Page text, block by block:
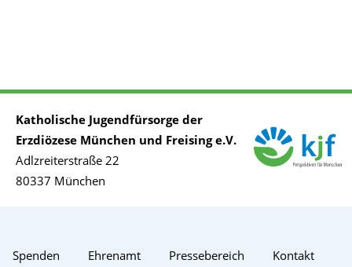
Katholische Jugendfürsorge der
Erzdiözese München und Freising e.V.
Adlzreiterstraße 22
80337 München
Spenden Ehrenamt Pressebereich
Kontakt